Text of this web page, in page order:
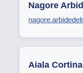
Nagore
Aiala